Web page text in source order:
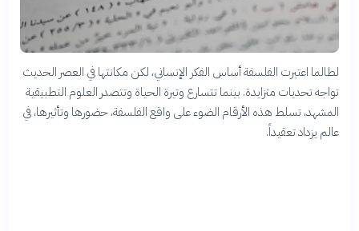
لطالما اعتبرت الفلسفة أساس الفكر الإنساني، لكن مكانتها في العصر الحديث
تواجه تحديات متزايدة. بينما تتسارع وتيرة الحياة وتتصدر العلوم التطبيقية
المشهد، تسلط هذه الأرقام الضوء على واقع الفلسفة، حضورها وتأثيرها، في
عالم يزداد تعقيداً.